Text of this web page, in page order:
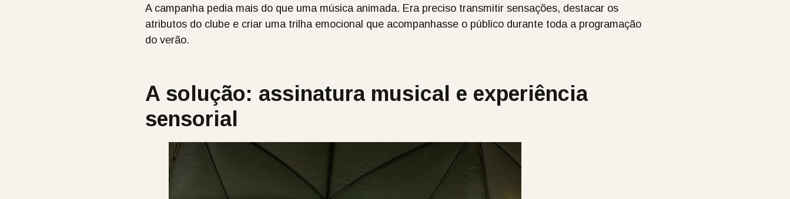
A campanha pedia mais do que uma música animada. Era preciso transmitir sensações, destacar os
atributos do clube e criar uma trilha emocional que acompanhasse o público durante toda a programação
do verão.
A solução: assinatura musical e experiência
sensorial